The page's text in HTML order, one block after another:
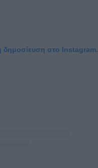
δημοσίευση στο Instagram.